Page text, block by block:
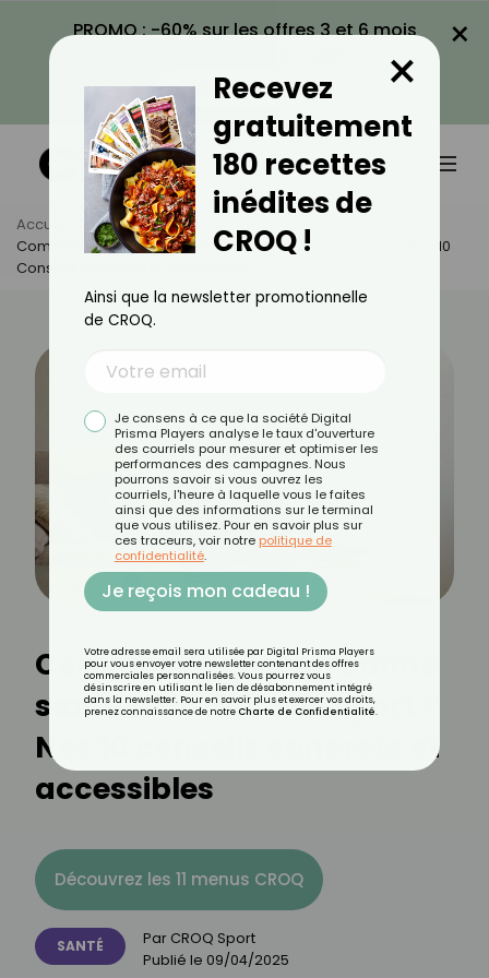
PROMO : -60% sur les offres 3 et 6 mois
VOIR LA PROMO
×
Accueil Actus
Santé
Comment Rester En Bonne Santé Sans Faire De Sport ? Nos 10
Conseils Concrets Et Accessibles
Comment rester en bonne
santé sans faire de sport ?
Nos 10 conseils concrets et
accessibles
Découvrez les 11 menus CROQ
SANTÉ Par CROQ Sport
Publié le 09/04/2025
Recevez
gratuitement
180 recettes
inédites de
CROQ !
×
Ainsi que la newsletter promotionnelle
de CROQ.
Je consens à ce que la société Digital
Prisma Players analyse le taux d'ouverture
des courriels pour mesurer et optimiser les
performances des campagnes. Nous
pourrons savoir si vous ouvrez les
courriels, l'heure à laquelle vous le faites
ainsi que des informations sur le terminal
que vous utilisez. Pour en savoir plus sur
ces traceurs, voir notre politique de
confidentialité.
Je reçois mon cadeau !
Votre adresse email sera utilisée par Digital Prisma Players
pour vous envoyer votre newsletter contenant des offres
commerciales personnalisées. Vous pourrez vous
désinscrire en utilisant le lien de désabonnement intégré
dans la newsletter. Pour en savoir plus et exercer vos droits,
prenez connaissance de notre Charte de Confidentialité.